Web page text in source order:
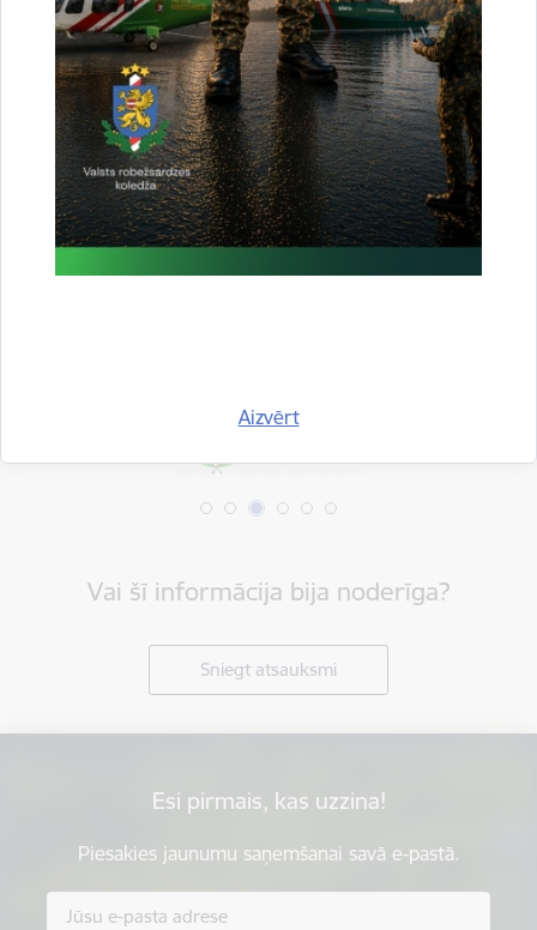
Aizvērt
Aktualitātes: Jaunumi
Drukāt lapu
Dalīties
Vai šī informācija bija noderīga?
Sniegt atsauksmi
Esi pirmais, kas uzzina!
Piesakies jaunumu saņemšanai savā e-pastā.